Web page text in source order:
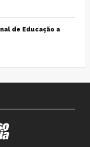
de Educação a